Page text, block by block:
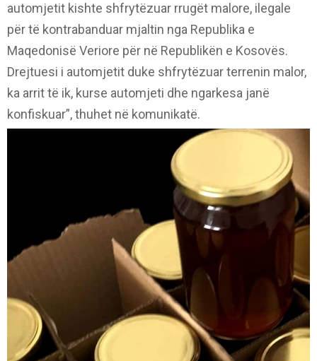
automjetit kishte shfrytëzuar rrugët malore, ilegale
për të kontrabanduar mjaltin nga Republika e
Maqedonisë Veriore për në Republikën e Kosovës.
Drejtuesi i automjetit duke shfrytëzuar terrenin malor,
ka arrit të ik, kurse automjeti dhe ngarkesa janë
konfiskuar”, thuhet në komunikatë.